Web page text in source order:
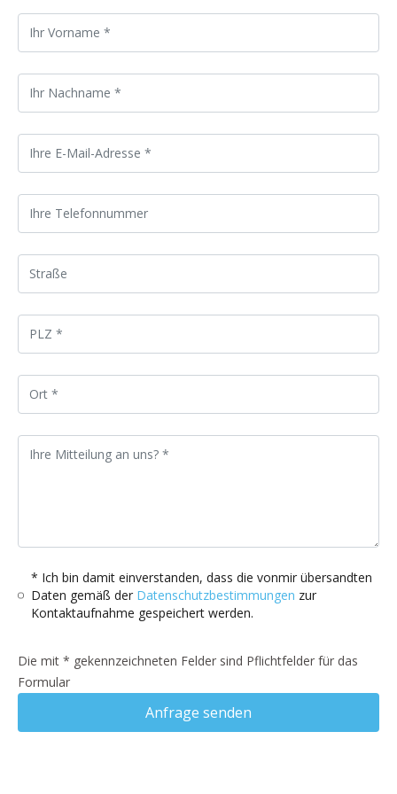
* Ich bin damit einverstanden, dass die vonmir übersandten
Daten gemäß der Datenschutzbestimmungen zur
Kontaktaufnahme gespeichert werden.
Die mit * gekennzeichneten Felder sind Pflichtfelder für das
Formular
Anfrage senden